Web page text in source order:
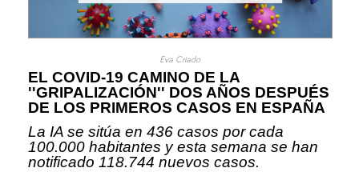
Eva Criado
EL COVID-19 CAMINO DE LA
''GRIPALIZACIÓN'' DOS AÑOS DESPUÉS
DE LOS PRIMEROS CASOS EN ESPAÑA
La IA se sitúa en 436 casos por cada
100.000 habitantes y esta semana se han
notificado 118.744 nuevos casos.